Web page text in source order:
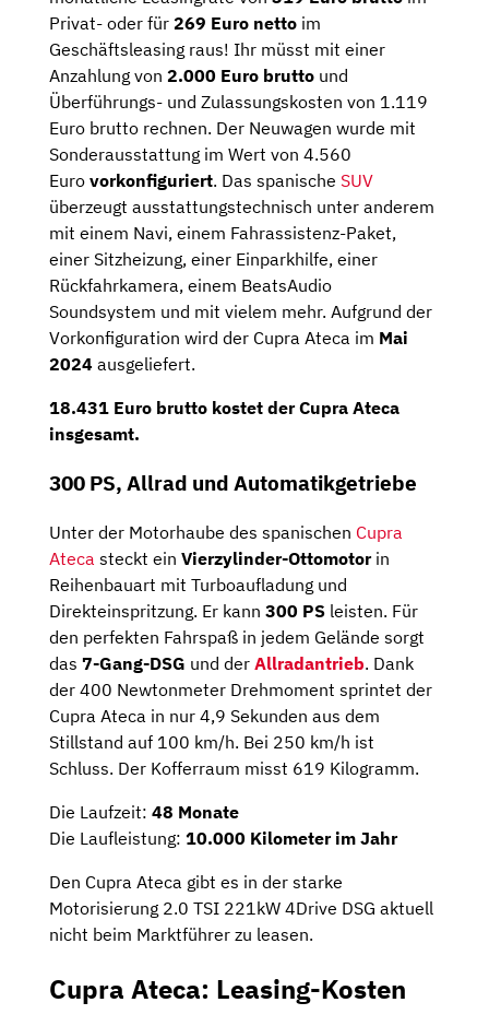
Privat- oder für 269 Euro netto im
Geschäftsleasing raus! Ihr müsst mit einer
Anzahlung von 2.000 Euro brutto und
Überführungs- und Zulassungskosten von 1.119
Euro brutto rechnen. Der Neuwagen wurde mit
Sonderausstattung im Wert von 4.560
Euro vorkonfiguriert. Das spanische SUV
überzeugt ausstattungstechnisch unter anderem
mit einem Navi, einem Fahrassistenz-Paket,
einer Sitzheizung, einer Einparkhilfe, einer
Rückfahrkamera, einem BeatsAudio
Soundsystem und mit vielem mehr. Aufgrund der
Vorkonfiguration wird der Cupra Ateca im Mai
2024 ausgeliefert.
18.431 Euro brutto kostet der Cupra Ateca
insgesamt.
300 PS, Allrad und Automatikgetriebe
Unter der Motorhaube des spanischen Cupra
Ateca steckt ein Vierzylinder-Ottomotorin
Reihenbauart mit Turboaufladung und
Direkteinspritzung. Er kann 300 PS leisten. Für
den perfekten Fahrspaß in jedem Gelände sorgt
das 7-Gang-DSG und der Allradantrieb. Dank
der 400 Newtonmeter Drehmoment sprintet der
Cupra Ateca in nur 4,9 Sekunden aus dem
Stillstand auf 100 km/h. Bei 250 km/h ist
Schluss. Der Kofferraum misst 619 Kilogramm.
Die Laufzeit: 48 Monate
Die Laufleistung: 10.000 Kilometer im Jahr
Den Cupra Ateca gibt es in der starke
Motorisierung 2.0 TSI 221kW 4Drive DSG aktuell
nicht beim Marktführer zu leasen.
Cupra Ateca: Leasing-Kosten